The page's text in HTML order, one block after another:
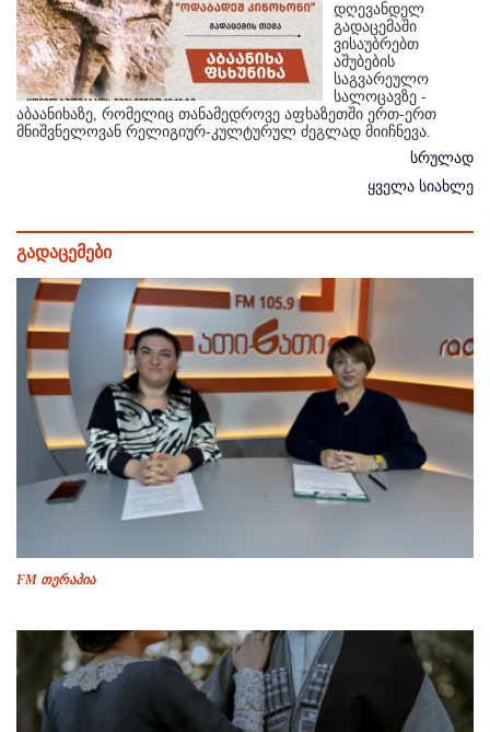
დღევანდელ
გადაცემაში
ვისაუბრებთ
აშუბების
საგვარეულო
სალოცავზე -
აბაანიხაზე, რომელიც თანამედროვე აფხაზეთში ერთ-ერთ
მნიშვნელოვან რელიგიურ-კულტურულ ძეგლად მიიჩნევა.
სრულად
ყველა სიახლე
გადაცემები
FM თერაპია